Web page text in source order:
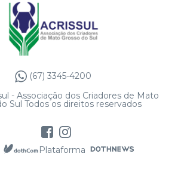
(67) 3345-4200
- Associação dos Criadores de Mato
Sul Todos os direitos reservados
Plataforma